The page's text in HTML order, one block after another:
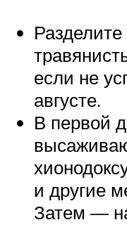
если не
августе.
В первой
и другие
Затем —